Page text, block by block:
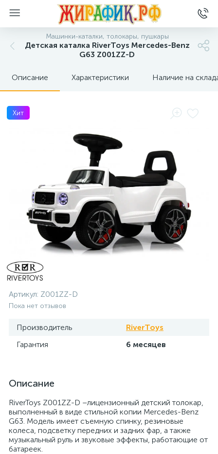
Машинки-каталки, толокары, пушкары
Детская каталка RiverToys Mercedes-Benz
G63 Z001ZZ-D
Описание Характеристики Наличие на
Хит
Артикул: Z001ZZ-D
Пока нет отзывов
Производитель
RiverToys
Гарантия
6 месяцев
Описание
RiverToys Z001ZZ-D –лицензионный детский толокар,
выполненный в виде стильной копии Mercedes-Benz
G63. Модель имеет съемную спинку, резиновые
колеса, подсветку передних и задних фар, а также
музыкальный руль и звуковые эффекты, работающие от
батареек.